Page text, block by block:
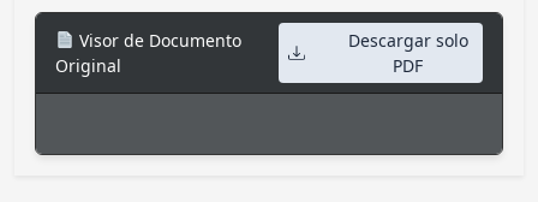
Visor de Documento
Original
Descargar solo
PDF